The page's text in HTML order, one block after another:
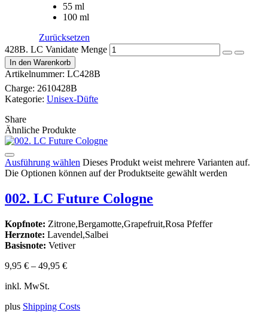
55 ml
100 ml
Zurücksetzen
428B. LC Vanidate Menge
In den Warenkorb
Artikelnummer: LC428B
Charge: 2610428B
Kategorie: Unisex-Düfte
Share
Ähnliche Produkte
Ausführung wählen Dieses Produkt weist mehrere Varianten auf.
Die Optionen können auf der Produktseite gewählt werden
002. LC Future Cologne
Kopfnote: Zitrone,Bergamotte,Grapefruit,Rosa Pfeffer
Herznote: Lavendel,Salbei
Basisnote: Vetiver
9,95 € – 49,95 €
inkl. MwSt.
plus Shipping Costs